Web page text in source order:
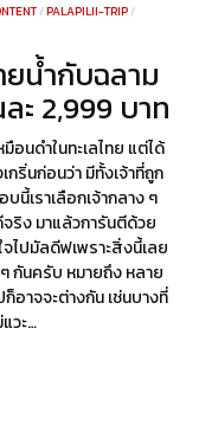
/PALAPILII-TRIP /
ยน้ำกับฉลาม
ะ 2,999 บาท
อนดำในทะเลไทย แต่ได้
ริ่นก่อนว่า มีทั้งเจ้าที่ถูก
นี้เราเลือกเจ้ากลาง ๆ
ริง มาแล้วการันตีด้วย
ไปมัลดีฟเพราะสิ่งนี้เลย
กันครับ หมายถึง หลาย
ก็อาจจะต่างกัน เช่นบางที่
วะ…